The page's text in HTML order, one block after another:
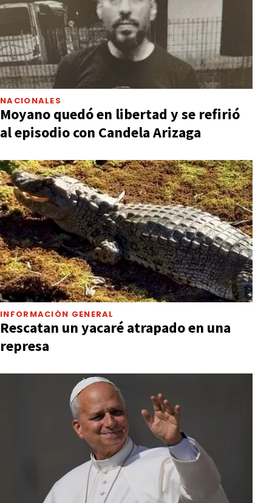
NACIONALES
Moyano quedó en libertad y se refirió
al episodio con Candela Arizaga
INFORMACIÓN GENERAL
Rescatan un yacaré atrapado en una
represa